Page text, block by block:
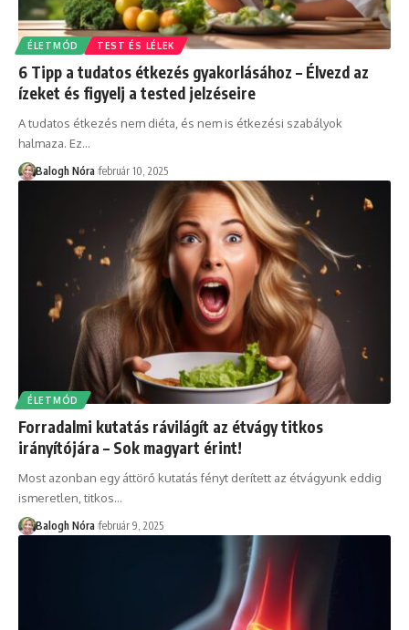
ÉLETMÓD TEST ÉS LÉLEK
6 Tipp a tudatos étkezés gyakorlásához – Élvezd az
ízeket és figyelj a tested jelzéseire
A tudatos étkezés nem diéta, és nem is étkezési szabályok
halmaza. Ez…
Balogh Nóra február 10, 2025
ÉLETMÓD
Forradalmi kutatás rávilágít az étvágy titkos
irányítójára – Sok magyart érint!
Most azonban egy áttörő kutatás fényt derített az étvágyunk eddig
ismeretlen, titkos…
Balogh Nóra február 9, 2025